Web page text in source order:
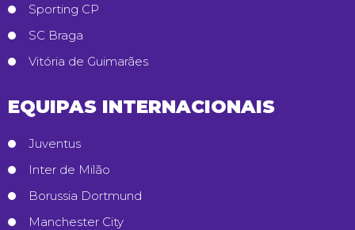
Sporting CP
SC Braga
Vitória de Guimarães
EQUIPAS INTERNACIONAIS
Juventus
Inter de Milão
Borussia Dortmund
Manchester City